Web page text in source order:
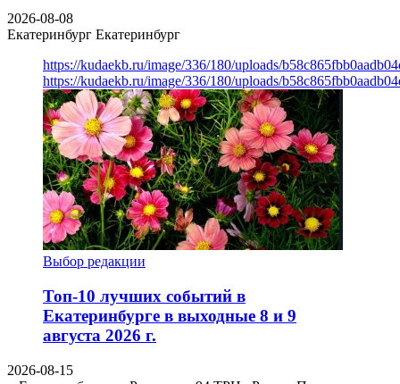
2026-08-08
Екатеринбург Екатеринбург
https://kudaekb.ru/image/336/180/uploads/
https://kudaekb.ru/image/336/180/uploads/
Выбор редакции
Топ-10 лучших событий в
Екатеринбурге в выходные 8 и 9
августа 2026 г.
2026-08-15